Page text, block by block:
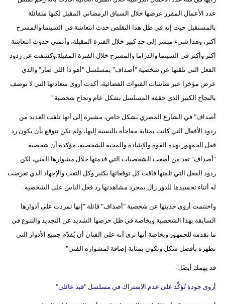
عدد الأعمال المقرر عرضها خلال السباق الرمضاني المقبل لكنها متفائلة
بالمستقبل حيث إنه في ظل هذا التقلص حدث انتعاشة في السينما والمسرح
أكثر، وهذا شيء مبشر إلى حد كبير خلال الفترة المقبلة، وأتمنى حدوث انتعاشة
أكثر وأكثر في السينما والدراما والمسرح خلال الفترة المقبلة.وكشفت عن ردود
الفعل التي تلقتها عن شخصية "أصداف" بمسلسل "أهو دا اللي صار" والذي
عرض مؤخرا عبر شاشات القنوات الفضائية، أكدت أروى سعادتها التي لا توصف
بالنجاح الكبير الذي حققه المسلسل بشكل عام ونجاح شخصية "
أصداف" في الشارع المصري بشكل خاص، مشيرة إلى أنها تلقت العديد من
ردود الأفعال التي كانت بمثابة مفاجأة بالنسبة إليها، ولم تكن تتوقع بأن يكون رد
فعل الجمهور بهذه القوة والإشادة والمحبة للشخصية، مؤكدة أن شخصية
"أصداف" تعد من أصعب الشخصيات التي قدمتها خلال مشوارها الفني، لكن
ردود الفعل التي تلقتها فاقت كل توقعاتها بكثير وكل التعب والإجهاد الذي تعرضت
له أثناء تجسيدها للدور زال بمجرد مشاهدتها رد فعل الناس على الشخصية.
واختتمت أروى حديثها عن شخصية "أصداف" قائلة "إنها تمردت على أدوارها
السابقة بهذا الشخصية وبخاصة في ظل حرصها الشديد عن التجديد والتنوع في
ما تقدمه للجمهور وبخاصة أنها ترى أنه على الفنان أن يُقدّم جميع الأدوار التي
تظهره بأفضل شكل وتكون بمثابة إضافة لمشواره الفني"
قد يهمك أيضًا:-
أروى جودة تُؤكِّد على عدم الاشتراك في مسلسل "قيد عائلي"